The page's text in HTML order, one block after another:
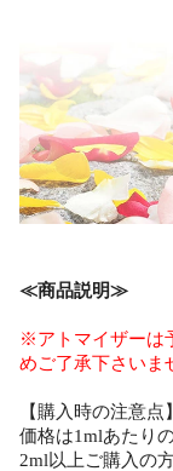
≪商品説明≫
※アトマイザーは
めご了承下さいま
【購入時の注意点】
価格は1mlあたり
2ml以上ご購入の